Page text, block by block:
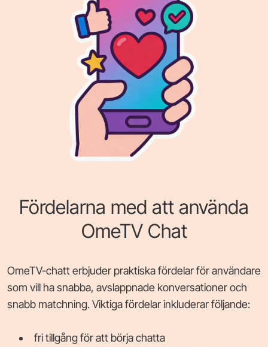
Fördelarna med att använda
OmeTV Chat
OmeTV-chatt erbjuder praktiska fördelar för användare
som vill ha snabba, avslappnade konversationer och
snabb matchning. Viktiga fördelar inkluderar följande:
fri tillgång för att börja chatta